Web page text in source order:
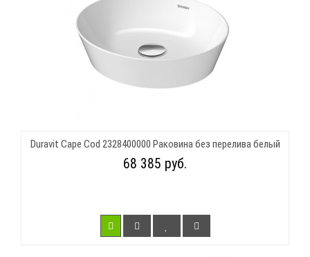
Duravit Cape Cod 2328400000 Раковина без перелива белый
68 385 руб.